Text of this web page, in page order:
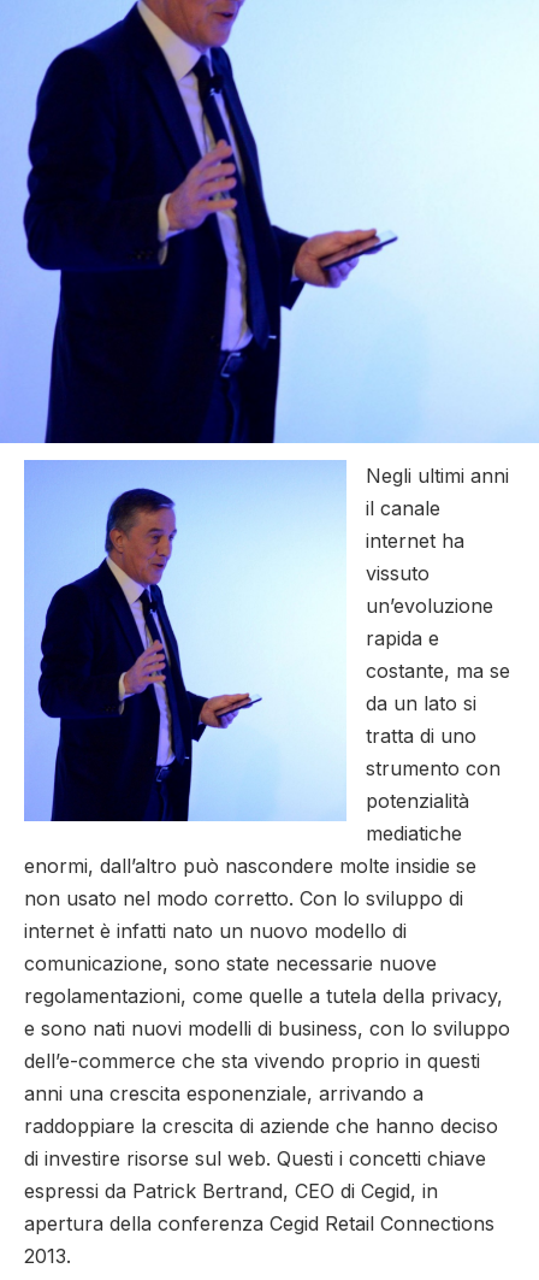
Negli ultimi anni
il canale
internet ha
vissuto
un’evoluzione
rapida e
costante, ma se
da un lato si
tratta di uno
strumento con
potenzialità
mediatiche
enormi, dall’altro può nascondere molte insidie se
non usato nel modo corretto. Con lo sviluppo di
internet è infatti nato un nuovo modello di
comunicazione, sono state necessarie nuove
regolamentazioni, come quelle a tutela della privacy,
e sono nati nuovi modelli di business, con lo sviluppo
dell’e-commerce che sta vivendo proprio in questi
anni una crescita esponenziale, arrivando a
raddoppiare la crescita di aziende che hanno deciso
di investire risorse sul web. Questi i concetti chiave
espressi da Patrick Bertrand, CEO di Cegid, in
apertura della conferenza Cegid Retail Connections
2013.